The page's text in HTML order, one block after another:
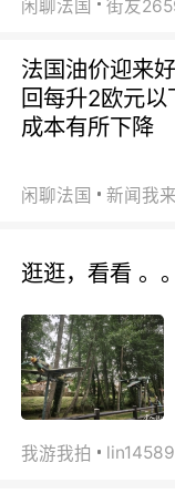
闲聊法国
法国油价迎来
回每升2欧元
成本有所下降
闲聊法国 新闻我
逛逛，看看 。。
我游我拍